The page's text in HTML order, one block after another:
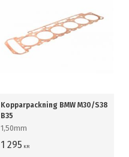
Kopparpackning BMW M30/S38
B35
1,50mm
1 295 KR